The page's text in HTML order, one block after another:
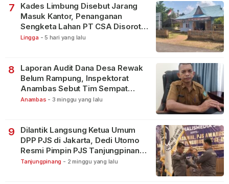
7
Kades Limbung Disebut Jarang
Masuk Kantor, Penanganan
Sengketa Lahan PT CSA Disorot
Warga
Lingga - 5 hari yang lalu
8
Laporan Audit Dana Desa Rewak
Belum Rampung, Inspektorat
Anambas Sebut Tim Sempat
Terbagi Tangani Kasus Lain
Anambas - 3 minggu yang lalu
9
Dilantik Langsung Ketua Umum
DPP PJS di Jakarta, Dedi Utomo
Resmi Pimpin PJS Tanjungpinang-
Bintan
Tanjungpinang - 2 minggu yang lalu